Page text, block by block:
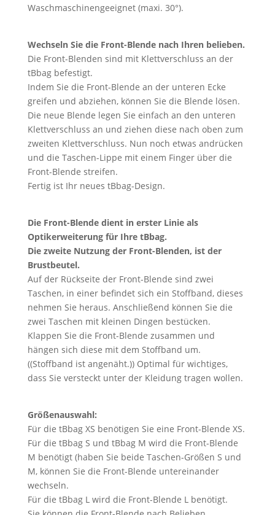
Waschmaschinengeeignet (maxi. 30°).
Wechseln Sie die Front-Blende nach Ihren belieben.
Die Front-Blenden sind mit Klettverschluss an der
tBbag befestigt.
Indem Sie die Front-Blende an der unteren Ecke
greifen und abziehen, können Sie die Blende lösen.
Die neue Blende legen Sie einfach an den unteren
Klettverschluss an und ziehen diese nach oben zum
zweiten Klettverschluss. Nun noch etwas andrücken
und die Taschen-Lippe mit einem Finger über die
Front-Blende streifen.
Fertig ist Ihr neues tBbag-Design.
Die Front-Blende dient in erster Linie als
Optikerweiterung für Ihre tBbag.
Die zweite Nutzung der Front-Blenden, ist der
Brustbeutel.
Auf der Rückseite der Front-Blende sind zwei
Taschen, in einer befindet sich ein Stoffband, dieses
nehmen Sie heraus. Anschließend können Sie die
zwei Taschen mit kleinen Dingen bestücken.
Klappen Sie die Front-Blende zusammen und
hängen sich diese mit dem Stoffband um.
((Stoffband ist angenäht.)) Optimal für wichtiges,
dass Sie versteckt unter der Kleidung tragen wollen.
Größenauswahl:
Für die tBbag XS benötigen Sie eine Front-Blende XS.
Für die tBbag S und tBbag M wird die Front-Blende
M benötigt (haben Sie beide Taschen-Größen S und
M, können Sie die Front-Blende untereinander
wechseln.
Für die tBbag L wird die Front-Blende L benötigt.